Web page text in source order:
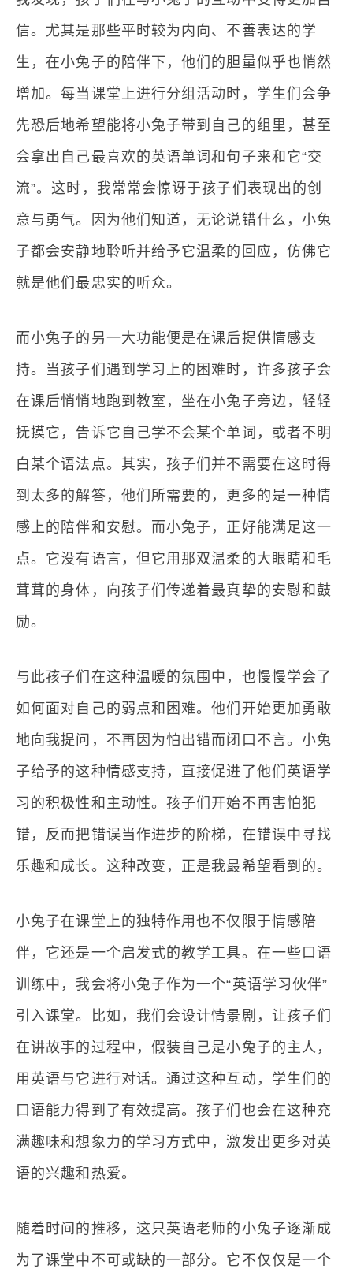
信。尤其是那些平时较为内向、不善表达的学
生，在小兔子的陪伴下，他们的胆量似乎也悄然
增加。每当课堂上进行分组活动时，学生们会争
先恐后地希望能将小兔子带到自己的组里，甚至
会拿出自己最喜欢的英语单词和句子来和它“交
流”。这时，我常常会惊讶于孩子们表现出的创
意与勇气。因为他们知道，无论说错什么，小兔
子都会安静地聆听并给予它温柔的回应，仿佛它
就是他们最忠实的听众。
而小兔子的另一大功能便是在课后提供情感支
持。当孩子们遇到学习上的困难时，许多孩子会
在课后悄悄地跑到教室，坐在小兔子旁边，轻轻
抚摸它，告诉它自己学不会某个单词，或者不明
白某个语法点。其实，孩子们并不需要在这时得
到太多的解答，他们所需要的，更多的是一种情
感上的陪伴和安慰。而小兔子，正好能满足这一
点。它没有语言，但它用那双温柔的大眼睛和毛
茸茸的身体，向孩子们传递着最真挚的安慰和鼓
励。
与此孩子们在这种温暖的氛围中，也慢慢学会了
如何面对自己的弱点和困难。他们开始更加勇敢
地向我提问，不再因为怕出错而闭口不言。小兔
子给予的这种情感支持，直接促进了他们英语学
习的积极性和主动性。孩子们开始不再害怕犯
错，反而把错误当作进步的阶梯，在错误中寻找
乐趣和成长。这种改变，正是我最希望看到的。
小兔子在课堂上的独特作用也不仅限于情感陪
伴，它还是一个启发式的教学工具。在一些口语
训练中，我会将小兔子作为一个“英语学习伙伴”
引入课堂。比如，我们会设计情景剧，让孩子们
在讲故事的过程中，假装自己是小兔子的主人，
用英语与它进行对话。通过这种互动，学生们的
口语能力得到了有效提高。孩子们也会在这种充
满趣味和想象力的学习方式中，激发出更多对英
语的兴趣和热爱。
随着时间的推移，这只英语老师的小兔子逐渐成
为了课堂中不可或缺的一部分。它不仅仅是一个